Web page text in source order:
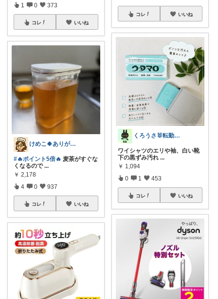
1 0 373
コレ いいね
けめこ🍀ありがとうございます🤭💕
#🔥ポイント5倍🔥 麦茶がすぐな
くなるので ...
￥ 2,178
4 0 937
コレ いいね
コレ いいね
くろうさ🐰転勤族のくらし
ワイシャツのエリや袖、白い靴
下の黒ずみ汚れ ...
￥ 1,094
0 1 453
コレ いいね